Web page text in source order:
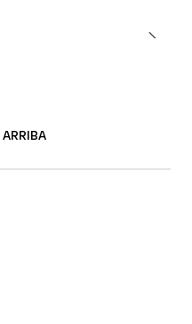
ARRIBA